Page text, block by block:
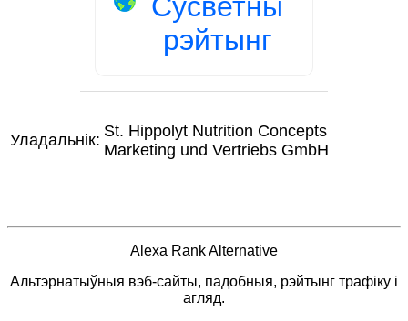
рэйтынг
Уладальнік: St. Hippolyt Nutrition Concepts
Marketing und Vertriebs GmbH
Alexa Rank Alternative
Альтэрнатыўныя вэб-сайты, падобныя, рэйтынг трафіку і
агляд.